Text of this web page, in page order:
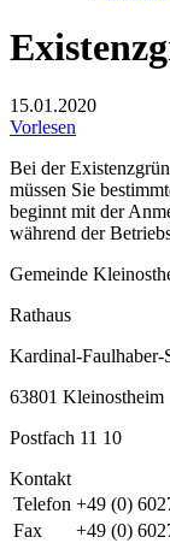
15.01.2020
Vorlesen
Bei der
müssen Sie
beginnt mit der
während der
Gemeinde
Rathaus
Kardinal-Faulhaber-
63801 Kleinostheim
Postfach 11 10
Kontakt
Telefon +49 (0)
Fax
+49 (0)